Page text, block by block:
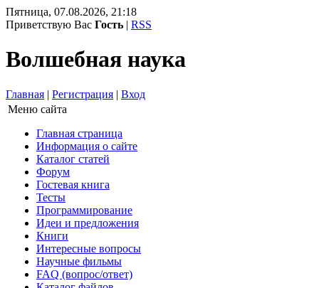
Пятница, 07.08.2026, 21:18
Приветствую Вас Гость | RSS
Волшебная наука
Главная | Регистрация | Вход
Меню сайта
Главная страница
Информация о сайте
Каталог статей
Форум
Гостевая книга
Тесты
Программирование
Идеи и предложения
Книги
Интересные вопросы
Научные фильмы
FAQ (вопрос/ответ)